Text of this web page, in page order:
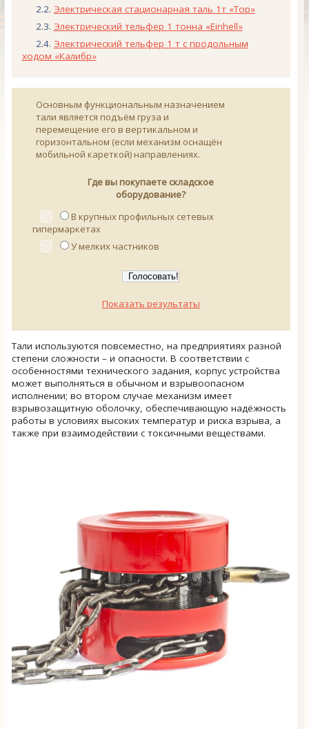
Электрическая стационарная таль 1т «Тор»
Электрический тельфер 1 тонна «Einhell»
Электрический тельфер 1 т с продольным
ходом «Калибр»
Основным функциональным назначением
тали является подъём груза и
перемещение его в вертикальном и
горизонтальном (если механизм оснащён
мобильной кареткой) направлениях.
Где вы покупаете складское
оборудование?
В крупных профильных сетевых
гипермаркетах
У мелких частников
Показать результаты
Тали используются повсеместно, на предприятиях разной
степени сложности – и опасности. В соответствии с
особенностями технического задания, корпус устройства
может выполняться в обычном и взрывоопасном
исполнении; во втором случае механизм имеет
взрывозащитную оболочку, обеспечивающую надёжность
работы в условиях высоких температур и риска взрыва, а
также при взаимодействии с токсичными веществами.